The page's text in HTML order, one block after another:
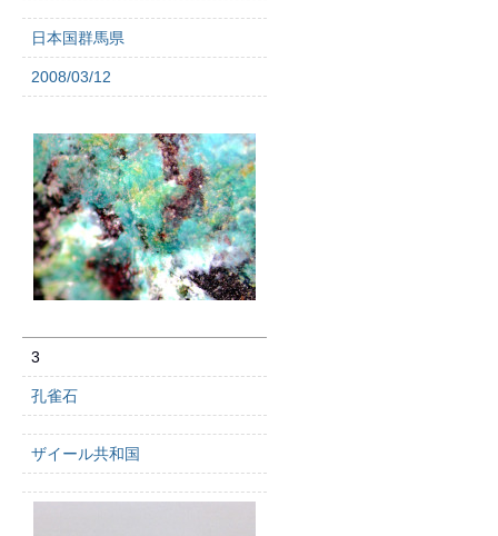
日本国群馬県
2008/03/12
3
孔雀石
ザイール共和国